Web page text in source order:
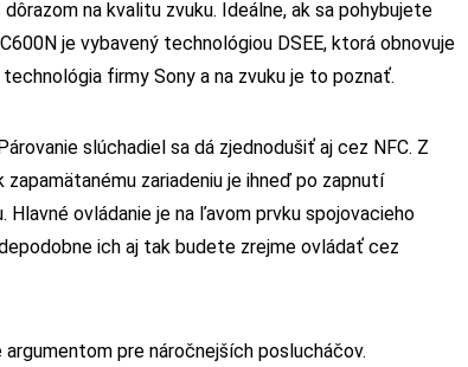
na kvalitu zvuku. Ideálne, ak sa pohybujete
je vybavený technológiou DSEE, ktorá obnovuje
firmy Sony a na zvuku je to poznať.
slúchadiel sa dá zjednodušiť aj cez NFC. Z
zariadeniu je ihneď po zapnutí
ovládanie je na ľavom prvku spojovacieho
ich aj tak budete zrejme ovládať cez
pre náročnejších poslucháčov.